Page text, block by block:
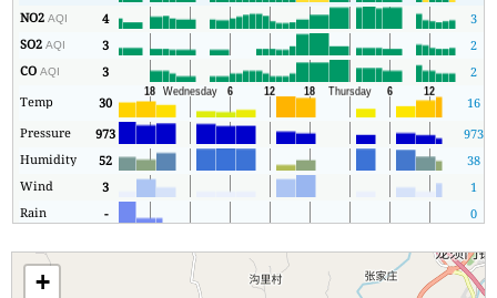
NO2AQI 4 3
SO2AQI 3 2
COAQI 3
2
Temp
30 16
Pressure
973 973
Humidity
52 38
Wind
3
1
Rain
- 0
+